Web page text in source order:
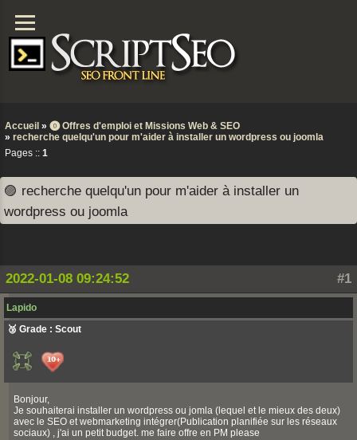
Accueil » ⓿ Offres d'emploi et Missions Web & SEO
» recherche quelqu'un pour m'aider à installer un wordpress ou joomla
Pages :: 1
🟣 recherche quelqu'un pour m'aider à installer un
wordpress ou joomla
#1
2022-01-08 09:24:52
Lapido
🥉 Grade : Scout
Bonjour,
Je souhaiterai installer un wordpress ou jomla (lequel et le mieux des deux)
avec le SEO et webmarketing intégrer(Publication planifiée sur les réseaux
sociaux) , j'ai un petit budget. me faire offre en PM please